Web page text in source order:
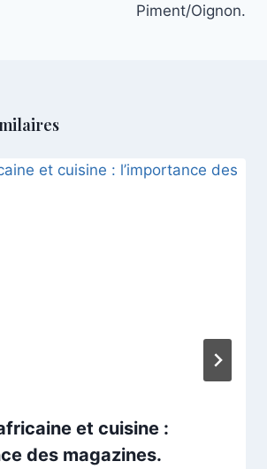
Piment/Oignon.
et cuisine :
des magazines.